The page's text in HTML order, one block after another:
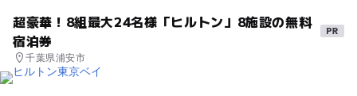
超豪華！8組最大24名様「ヒルトン」8施設の無料
宿泊券
千葉県浦安市